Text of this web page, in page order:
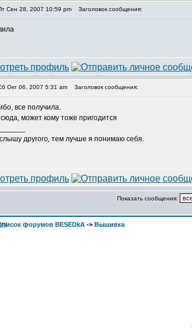
Сен 28, 2007 10:59 pm Заголовок сообщения:
Окт 06, 2007 5:31 am Заголовок сообщения:
все получила.
может кому тоже пригодится
другого, тем лучше я понимаю себя.
Показать сообщения:
форумов BESEDkA -> Вышивка